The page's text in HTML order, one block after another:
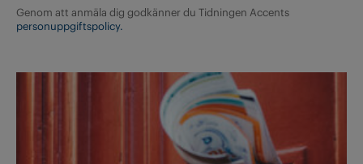
Genom att anmäla dig godkänner du Tidningen Accents
personuppgiftspolicy.